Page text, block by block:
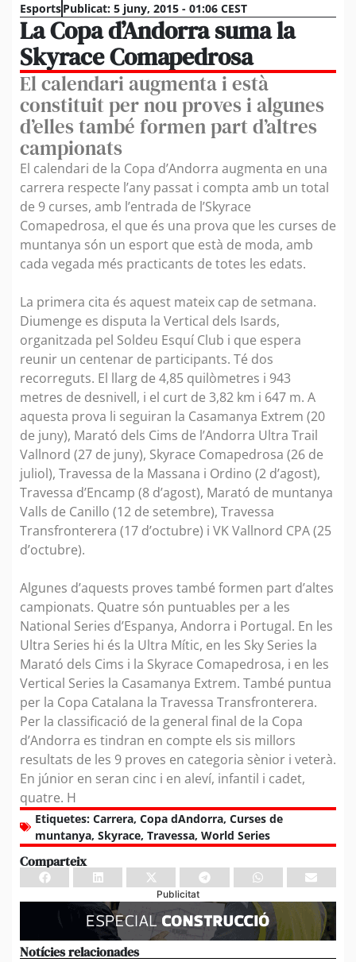
EsportsPublicat: 5 juny, 2015 - 01:06 CEST
La Copa d’Andorra suma la
Skyrace Comapedrosa
El calendari augmenta i està
constituit per nou proves i algunes
d’elles també formen part d’altres
campionats
El calendari de la Copa d’Andorra augmenta en una
carrera respecte l’any passat i compta amb un total
de 9 curses, amb l’entrada de l’Skyrace
Comapedrosa, el que és una prova que les curses de
muntanya són un esport que està de moda, amb
cada vegada més practicants de totes les edats.
La primera cita és aquest mateix cap de setmana.
Diumenge es disputa la Vertical dels Isards,
organitzada pel Soldeu Esquí Club i que espera
reunir un centenar de participants. Té dos
recorreguts. El llarg de 4,85 quilòmetres i 943
metres de desnivell, i el curt de 3,82 km i 647 m. A
aquesta prova li seguiran la Casamanya Extrem (20
de juny), Marató dels Cims de l’Andorra Ultra Trail
Vallnord (27 de juny), Skyrace Comapedrosa (26 de
juliol), Travessa de la Massana i Ordino (2 d’agost),
Travessa d’Encamp (8 d’agost), Marató de muntanya
Valls de Canillo (12 de setembre), Travessa
Transfronterera (17 d’octubre) i VK Vallnord CPA (25
d’octubre).
Algunes d’aquests proves també formen part d’altes
campionats. Quatre són puntuables per a les
National Series d’Espanya, Andorra i Portugal. En les
Ultra Series hi és la Ultra Mític, en les Sky Series la
Marató dels Cims i la Skyrace Comapedrosa, i en les
Vertical Series la Casamanya Extrem. També puntua
per la Copa Catalana la Travessa Transfronterera.
Per la classificació de la general final de la Copa
d’Andorra es tindran en compte els sis millors
resultats de les 9 proves en categoria sènior i veterà.
En júnior en seran cinc i en aleví, infantil i cadet,
quatre. H
Etiquetes: Carrera, Copa dAndorra, Curses de
muntanya, Skyrace, Travessa, World Series
Comparteix
Publicitat
Notícies relacionades